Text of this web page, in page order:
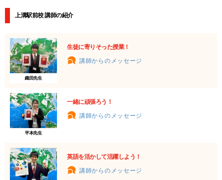
上溝駅前校 講師の紹介
織田先生
生徒に寄りそった授業！
講師からのメッセージ
平本先生
一緒に頑張ろう！
講師からのメッセージ
英語を活かして活躍しよう！
講師からのメッセージ